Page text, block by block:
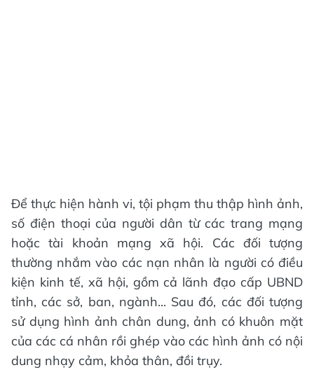
Để thực hiện hành vi, tội phạm thu thập hình ảnh,
số điện thoại của người dân từ các trang mạng
hoặc tài khoản mạng xã hội. Các đối tượng
thường nhắm vào các nạn nhân là người có điều
kiện kinh tế, xã hội, gồm cả lãnh đạo cấp UBND
tỉnh, các sở, ban, ngành... Sau đó, các đối tượng
sử dụng hình ảnh chân dung, ảnh có khuôn mặt
của các cá nhân rồi ghép vào các hình ảnh có nội
dung nhạy cảm, khỏa thân, đồi trụy.